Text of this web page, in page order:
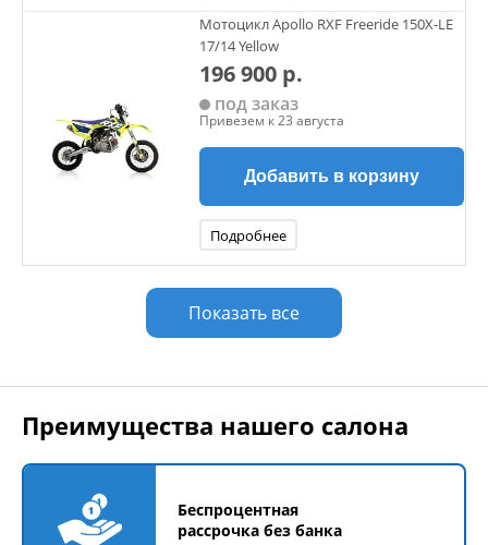
Мотоцикл Apollo RXF Freeride 150X-LE
17/14 Yellow
196 900 р.
под заказ
Привезем к 23 августа
Добавить в корзину
Подробнее
Показать все
Преимущества нашего салона
Беспроцентная
рассрочка без банка